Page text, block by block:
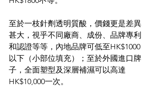
至於一枝針劑透明質酸，價錢更是差異
甚大，視乎不同廠商、成份、品牌專利
和認證等等，內地品牌可低至HK$1000
以下（小部位填充）；至於外國進口牌
子，全面塑型及深層補濕可以高達
HK$10,000一次。